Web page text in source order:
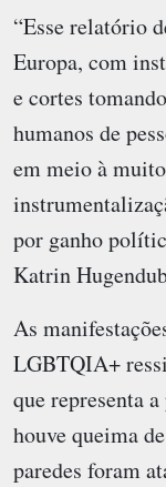
“Esse relatório
Europa, com
e cortes
humanos de
em meio à
por ganho
Katrin
As
LGBTQIA+
que representa
houve queima
paredes foram